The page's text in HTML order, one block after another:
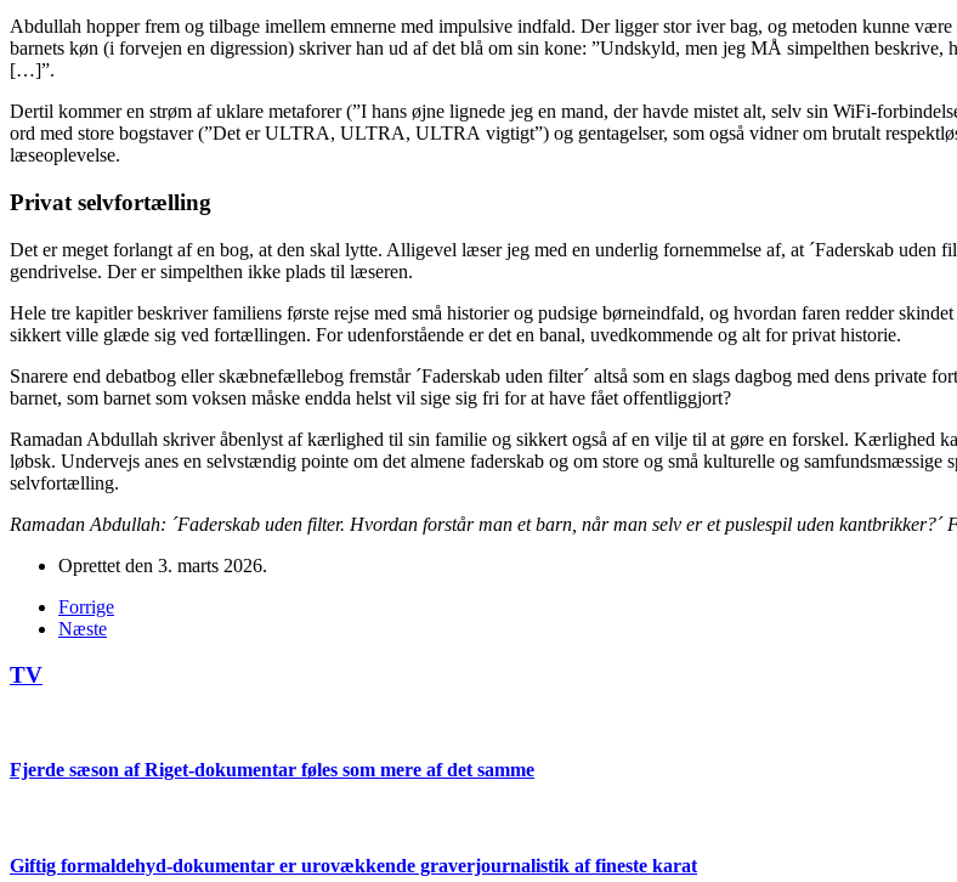
Abdullah hopper frem og tilbage imellem emnerne med impulsive indfald. Der ligger stor iver bag, og metoden kunne
barnets køn (i forvejen en digression) skriver han ud af det blå om sin kone: ”Undskyld, men jeg MÅ simpelthen
[…]”.
Dertil kommer en strøm af uklare metaforer (”I hans øjne lignede jeg en mand, der havde mistet alt, selv sin WiFi-
ord med store bogstaver (”Det er ULTRA, ULTRA, ULTRA vigtigt”) og gentagelser, som også vidner om brutalt
læseoplevelse.
Privat selvfortælling
Det er meget forlangt af en bog, at den skal lytte. Alligevel læser jeg med en underlig fornemmelse af, at ´Faderskab uden
gendrivelse. Der er simpelthen ikke plads til læseren.
Hele tre kapitler beskriver familiens første rejse med små historier og pudsige børneindfald, og hvordan faren redder
sikkert ville glæde sig ved fortællingen. For udenforstående er det en banal, uvedkommende og alt for privat historie.
Snarere end debatbog eller skæbnefællebog fremstår ´Faderskab uden filter´ altså som en slags dagbog med dens private
barnet, som barnet som voksen måske endda helst vil sige sig fri for at have fået offentliggjort?
Ramadan Abdullah skriver åbenlyst af kærlighed til sin familie og sikkert også af en vilje til at gøre en forskel. Kærlighed
løbsk. Undervejs anes en selvstændig pointe om det almene faderskab og om store og små kulturelle og
selvfortælling.
Ramadan Abdullah: ´Faderskab uden filter. Hvordan forstår man et barn, når man selv er et puslespil uden
Oprettet den 3. marts 2026.
Forrige
Næste
TV
Fjerde sæson af Riget-dokumentar føles som mere af det samme
Giftig formaldehyd-dokumentar er urovækkende graverjournalistik af fineste karat